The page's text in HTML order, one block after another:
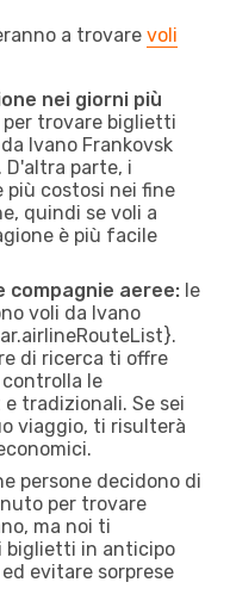
a trovare voli
nei giorni più
trovare biglietti
Ivano Frankovsk
D'altra parte, i
più costosi nei fine
quindi se voli a
è più facile
aeree: le
voli da Ivano
di ricerca ti offre
le
tradizionali. Se sei
viaggio, ti risulterà
persone decidono di
per trovare
ma noi ti
biglietti in anticipo
evitare sorprese